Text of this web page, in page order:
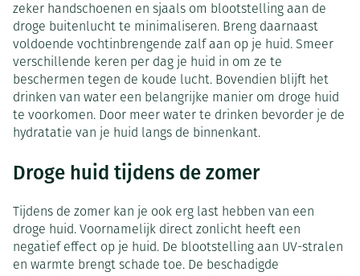
zeker handschoenen en sjaals om blootstelling aan de
droge buitenlucht te minimaliseren. Breng daarnaast
voldoende vochtinbrengende zalf aan op je huid. Smeer
verschillende keren per dag je huid in om ze te
beschermen tegen de koude lucht. Bovendien blijft het
drinken van water een belangrijke manier om droge huid
te voorkomen. Door meer water te drinken bevorder je de
hydratatie van je huid langs de binnenkant.
Droge huid tijdens de zomer
Tijdens de zomer kan je ook erg last hebben van een
droge huid. Voornamelijk direct zonlicht heeft een
negatief effect op je huid. De blootstelling aan UV-stralen
en warmte brengt schade toe. De beschadigde